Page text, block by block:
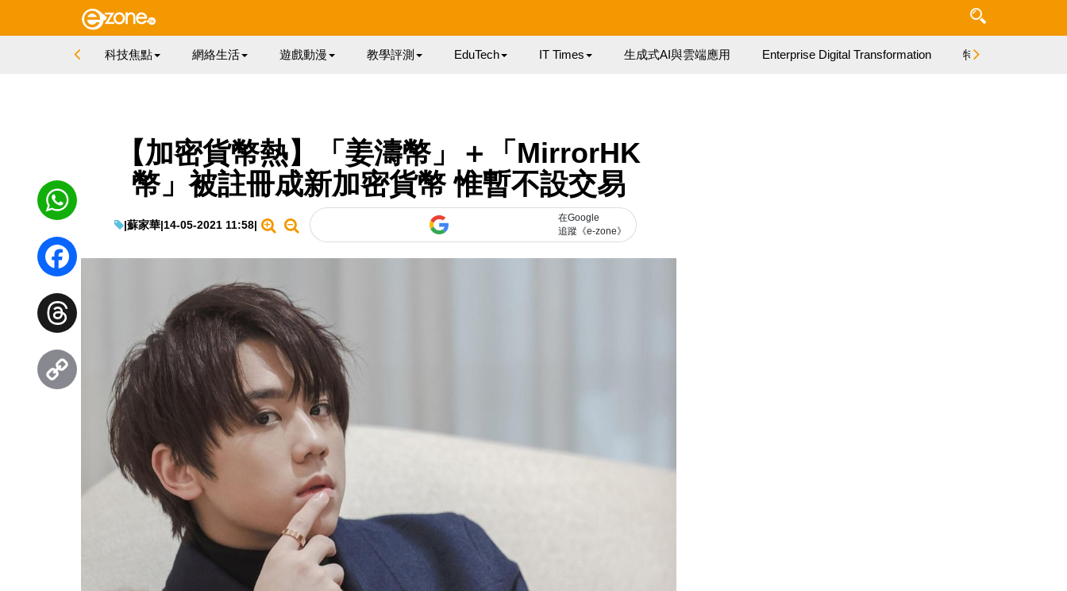
科技焦點 網絡生活 遊戲動漫 教學評測 EduTech IT Times 生成式AI與雲端應用 Enterprise Digital Transformation 特集
【加密貨幣熱】「姜濤幣」＋「MirrorHK
幣」被註冊成新加密貨幣 惟暫不設交易
|蘇家華|14-05-2021 11:58|
在Google
追蹤《e-zone》
WhatsApp
Facebook
Threads